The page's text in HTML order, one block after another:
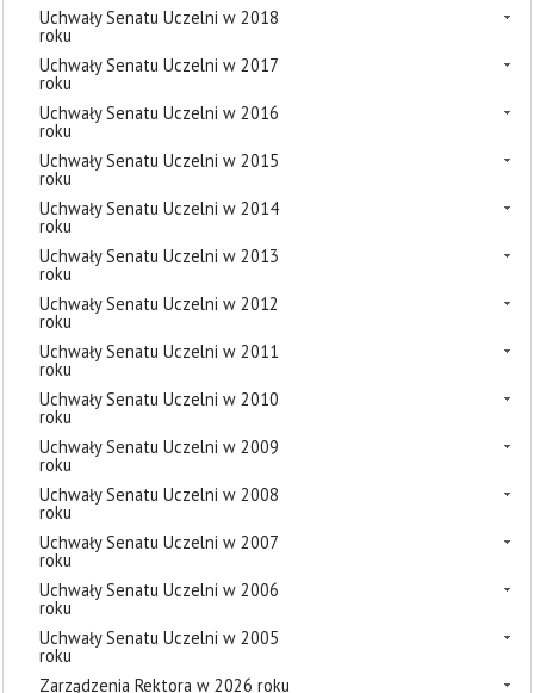
Uchwały Senatu Uczelni w 2018
roku
Uchwały Senatu Uczelni w 2017
roku
Uchwały Senatu Uczelni w 2016
roku
Uchwały Senatu Uczelni w 2015
roku
Uchwały Senatu Uczelni w 2014
roku
Uchwały Senatu Uczelni w 2013
roku
Uchwały Senatu Uczelni w 2012
roku
Uchwały Senatu Uczelni w 2011
roku
Uchwały Senatu Uczelni w 2010
roku
Uchwały Senatu Uczelni w 2009
roku
Uchwały Senatu Uczelni w 2008
roku
Uchwały Senatu Uczelni w 2007
roku
Uchwały Senatu Uczelni w 2006
roku
Uchwały Senatu Uczelni w 2005
roku
Zarządzenia Rektora w 2026 roku